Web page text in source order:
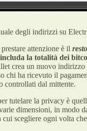
degli indirizzi su
attenzione è il resto
la totalità dei
crea un nuovo indirizzo
chi ha ricevuto il
controllati dal mittente.
tutelare la privacy è
dimensioni, in modo
scegliere ogni volta